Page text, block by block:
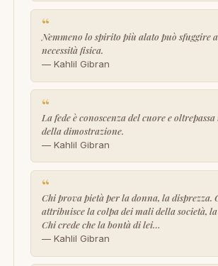
“
Nemmeno lo spirito più alato può sfuggire
necessità fisica.
— Kahlil Gibran
“
La fede è conoscenza del cuore e
della dimostrazione.
— Kahlil Gibran
“
Chi prova pietà per la donna, la disprezza.
attribuisce la colpa dei mali della società,
Chi crede che la bontà di lei…
— Kahlil Gibran